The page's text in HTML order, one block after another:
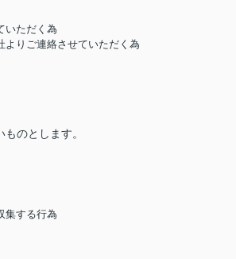
いただく為
りご連絡させていただく為
のとします。
集する行為